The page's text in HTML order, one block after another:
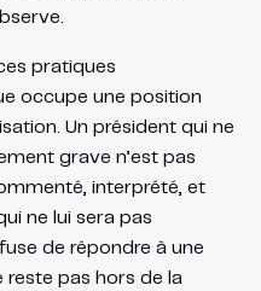
pratiques
occupe une position
Un président qui ne
grave n’est pas
interprété, et
ne lui sera pas
de répondre à une
reste pas hors de la